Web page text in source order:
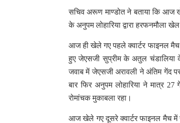
सचिव अरूण माण्डोत ने बताया कि आज
के अनुपम लोहारिया द्वारा
आज ही खेले गए पहले क्वार्टर फाइनल
हुए जेएसजी सुप्रीम के अतुल चंडालिया के
जवाब में जेएसजी अरावली ने अंतिम गेंद
बार फिर अनुपम लोहारिया ने मात्र
रोमांचक मुकाबला रहा।
आज खेले गए दूसरे क्वार्टर फाइनल मैच में